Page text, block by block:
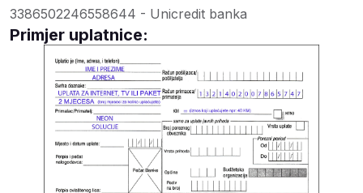
3386502246558644 - Unicredit banka
Primjer uplatnice: